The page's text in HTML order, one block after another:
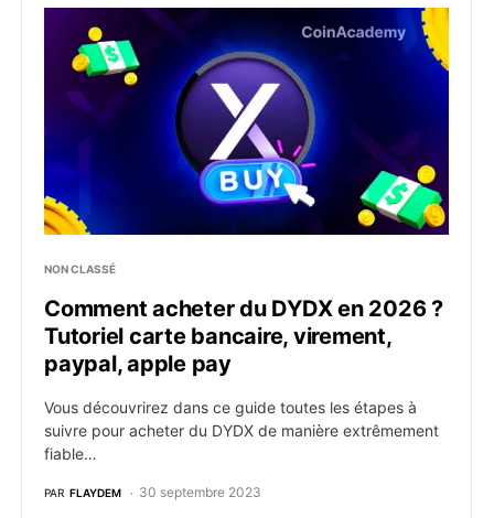
Comment acheter du DYDX en 2026 ? Tutoriel
NON CLASSÉ
Comment acheter du DYDX en 2026 ?
Tutoriel carte bancaire, virement,
paypal, apple pay
Vous découvrirez dans ce guide toutes les étapes à
suivre pour acheter du DYDX de manière extrêmement
fiable…
PAR FLAYDEM 30 septembre 2023